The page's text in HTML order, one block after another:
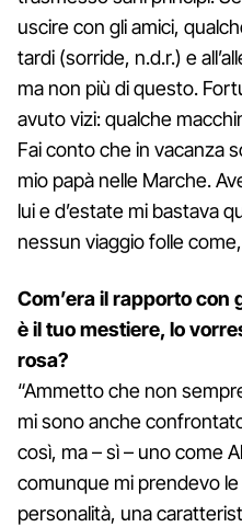
uscire con gli amici,
tardi (sorride, n.d.r.) e
ma non più di questo.
avuto vizi: qualche
Fai conto che in vacanza
mio papà nelle Marche.
lui e d’estate mi bastava
nessun viaggio folle
Com’era il rapporto con
è il tuo mestiere, lo
rosa?
“Ammetto che non
mi sono anche
così, ma – sì – uno come
comunque mi prendevo
personalità, una